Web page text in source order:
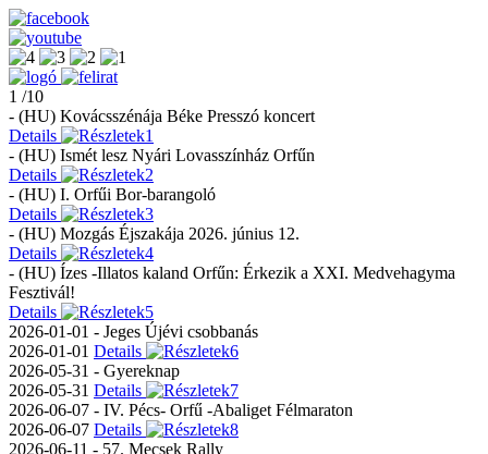
1 /10
- (HU) Kovácsszénája Béke Presszó koncert
Details
- (HU) Ismét lesz Nyári Lovasszínház Orfűn
Details
- (HU) I. Orfűi Bor-barangoló
Details
- (HU) Mozgás Éjszakája 2026. június 12.
Details
- (HU) Ízes -Illatos kaland Orfűn: Érkezik a XXI. Medvehagyma
Fesztivál!
Details
2026-01-01 - Jeges Újévi csobbanás
2026-01-01 Details
2026-05-31 - Gyereknap
2026-05-31 Details
2026-06-07 - IV. Pécs- Orfű -Abaliget Félmaraton
2026-06-07 Details
2026-06-11 - 57. Mecsek Rally